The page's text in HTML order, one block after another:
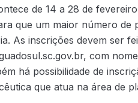
de 14 a 28 de
que um maior número de
As inscrições devem ser
com
há possibilidade de
que atua na área de